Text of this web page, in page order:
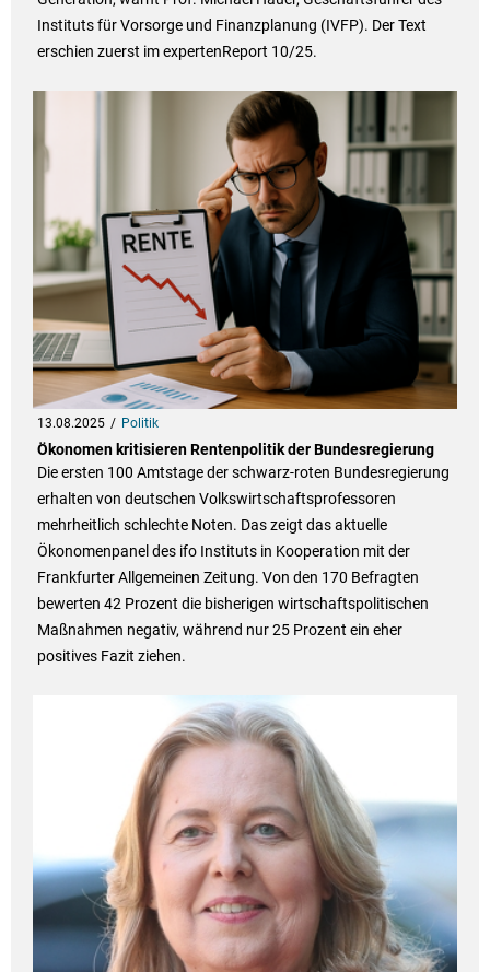
Instituts für Vorsorge und Finanzplanung (IVFP). Der Text
erschien zuerst im expertenReport 10/25.
13.08.2025 Politik
Ökonomen kritisieren Rentenpolitik der Bundesregierung
Die ersten 100 Amtstage der schwarz-roten Bundesregierung
erhalten von deutschen Volkswirtschaftsprofessoren
mehrheitlich schlechte Noten. Das zeigt das aktuelle
Ökonomenpanel des ifo Instituts in Kooperation mit der
Frankfurter Allgemeinen Zeitung. Von den 170 Befragten
bewerten 42 Prozent die bisherigen wirtschaftspolitischen
Maßnahmen negativ, während nur 25 Prozent ein eher
positives Fazit ziehen.